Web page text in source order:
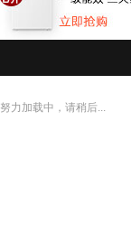
努力加载中，请稍后...